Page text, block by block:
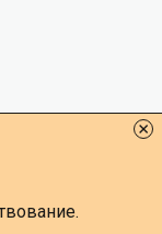
лицензии